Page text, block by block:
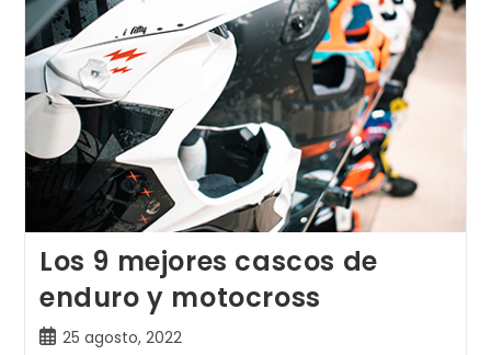
Los 9 mejores cascos de
enduro y motocross
Publicación
25 agosto, 2022